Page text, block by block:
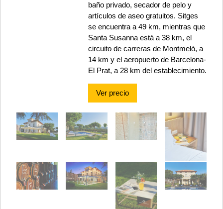
baño privado, secador de pelo y
artículos de aseo gratuitos. Sitges
se encuentra a 49 km, mientras que
Santa Susanna está a 38 km, el
circuito de carreras de Montmeló, a
14 km y el aeropuerto de Barcelona-
El Prat, a 28 km del establecimiento.
Ver precio